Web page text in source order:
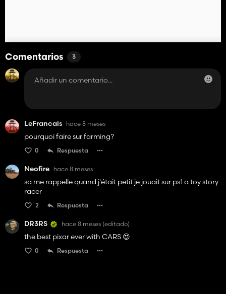
Comentarios 3
LeFrancais hace 8 meses
pourquoi faire sur farming?
0 Respuesta
Neofire hace 8 meses
sa me rappelle quand j'était petit je jouait sur ps1 a toy story
racer
2 Respuesta
DR3RS hace 8 meses (editado)
the best pixar ever with CARS 😍
0 Respuesta